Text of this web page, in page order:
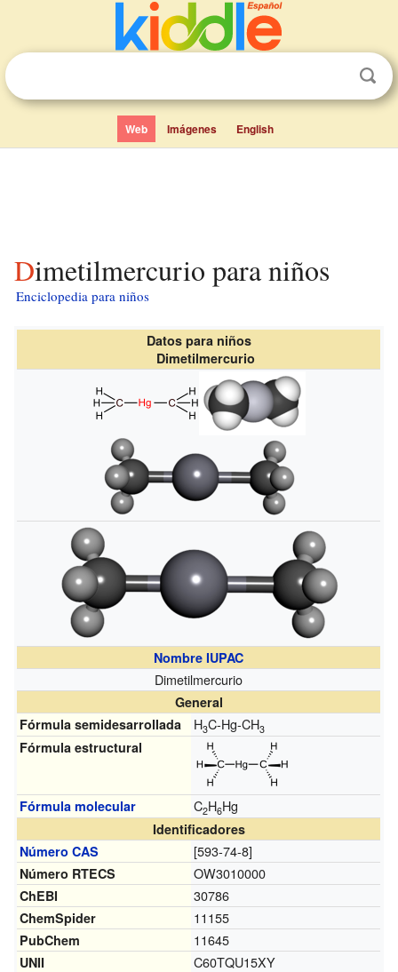
Web Imágenes English
Dimetilmercurio para niños
Enciclopedia para niños
Datos para niños
Dimetilmercurio
Nombre IUPAC
Dimetilmercurio
General
Fórmula semidesarrollada
H3C-Hg-CH3
Fórmula estructural
Fórmula molecular C2H6Hg
Identificadores
Número CAS
[593-74-8]
Número RTECS OW3010000
ChEBI 30786
ChemSpider 11155
PubChem 11645
UNII C60TQU15XY